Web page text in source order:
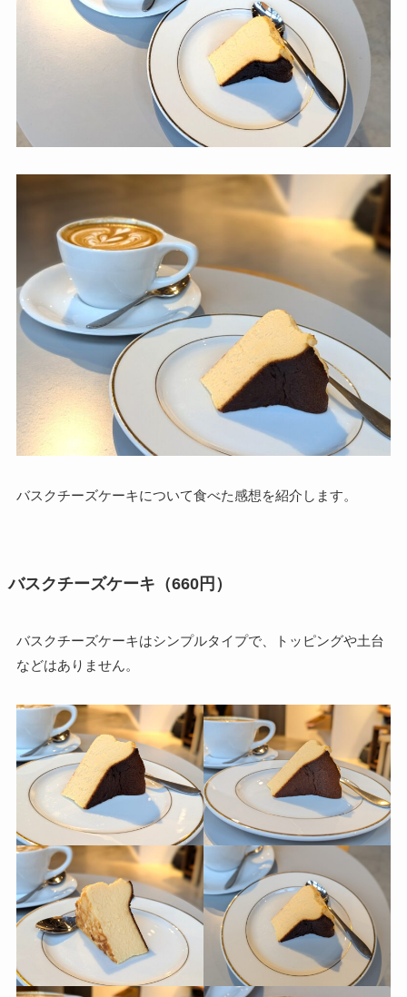
バスクチーズケーキについて食べた感想を紹介します。
バスクチーズケーキ（660円）
バスクチーズケーキはシンプルタイプで、トッピングや土台
などはありません。